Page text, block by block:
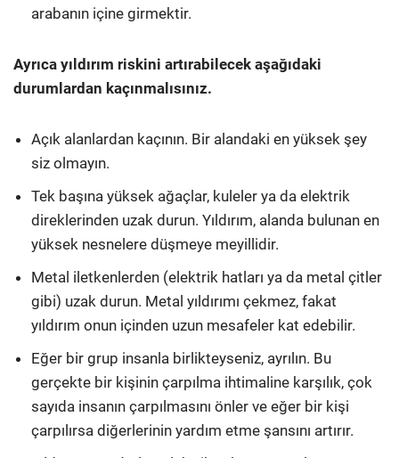
arabanın içine girmektir.
Ayrıca yıldırım riskini artırabilecek aşağıdaki
durumlardan kaçınmalısınız.
Açık alanlardan kaçının. Bir alandaki en yüksek şey
siz olmayın.
Tek başına yüksek ağaçlar, kuleler ya da elektrik
direklerinden uzak durun. Yıldırım, alanda bulunan en
yüksek nesnelere düşmeye meyillidir.
Metal iletkenlerden (elektrik hatları ya da metal çitler
gibi) uzak durun. Metal yıldırımı çekmez, fakat
yıldırım onun içinden uzun mesafeler kat edebilir.
Eğer bir grup insanla birlikteyseniz, ayrılın. Bu
gerçekte bir kişinin çarpılma ihtimaline karşılık, çok
sayıda insanın çarpılmasını önler ve eğer bir kişi
çarpılırsa diğerlerinin yardım etme şansını artırır.